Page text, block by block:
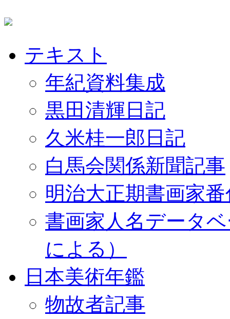
テキスト
年紀資料集成
黒田清輝日記
久米桂一郎日記
白馬会関係新聞記事
明治大正期書画家
書画家人名データ
による）
日本美術年鑑
物故者記事